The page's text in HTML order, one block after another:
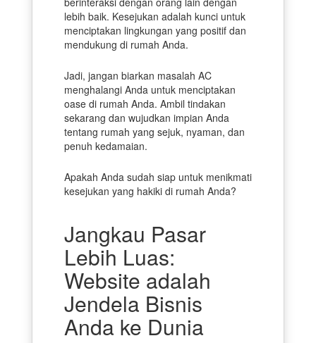
lebih baik. Kesejukan adalah kunci untuk
menciptakan lingkungan yang positif dan
mendukung di rumah Anda.
Jadi, jangan biarkan masalah AC
menghalangi Anda untuk menciptakan
oase di rumah Anda. Ambil tindakan
sekarang dan wujudkan impian Anda
tentang rumah yang sejuk, nyaman, dan
penuh kedamaian.
Apakah Anda sudah siap untuk menikmati
kesejukan yang hakiki di rumah Anda?
Jangkau Pasar
Lebih Luas:
Website adalah
Jendela Bisnis
Anda ke Dunia